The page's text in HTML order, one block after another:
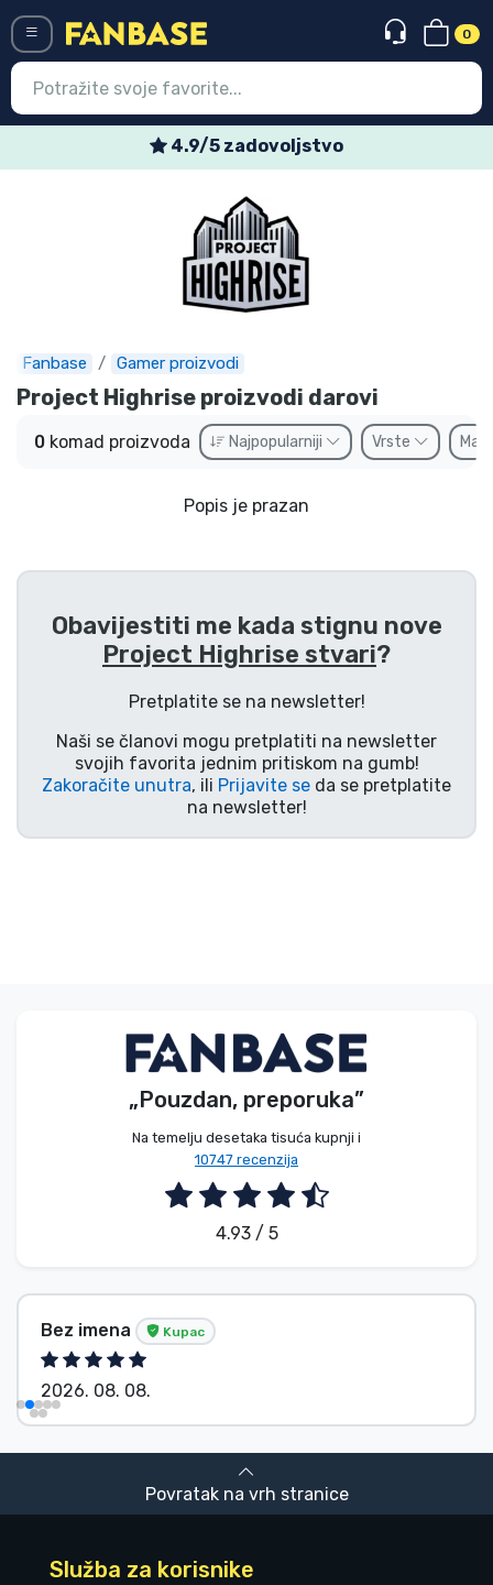
0
4.9/5 zadovoljstvo
Fanbase Gamer proizvodi
Project Highrise proizvodi darovi
0 komad proizvoda Najpopularniji Vrste
Popis je prazan
Obavijestiti me kada stignu nove
Project Highrise stvari?
Pretplatite se na newsletter!
Naši se članovi mogu pretplatiti na newsletter
svojih favorita jednim pritiskom na gumb!
Zakoračite unutra, ili Prijavite se da se pretplatite
na newsletter!
„Pouzdan, preporuka”
Na temelju desetaka tisuća kupnji i
10747 recenzija
4.93 / 5
Bez imena Kupac
2026. 08. 08.
Povratak na vrh stranice
Služba za korisnike
Najnovije proizvodi
Ekspresna dostava
Prednarudžbe
Outlet proizvodi
Dostava i plaćanje
TV serija proizvodi
Film proizvodi
Crtani proizvodi
Anime proizvodi
Gamer proizvodi